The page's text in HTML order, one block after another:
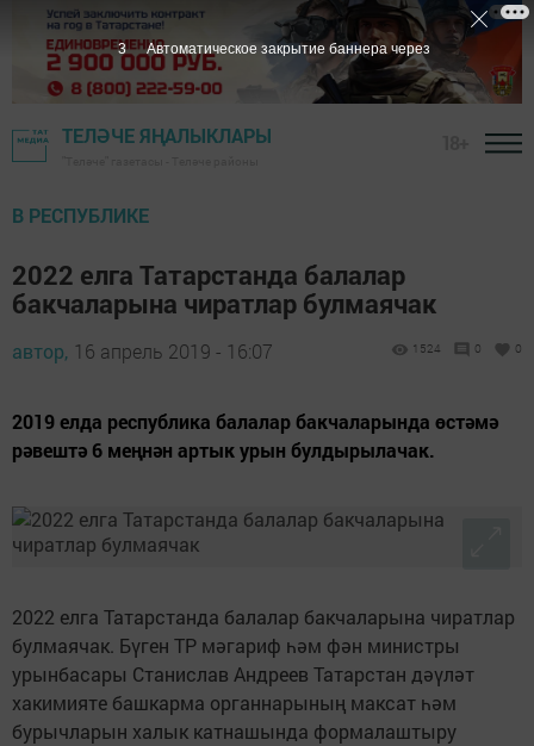
ТЕЛӘЧЕ ЯҢАЛЫКЛАРЫ
В РЕСПУБЛИКЕ
2022 елга Татарстанда балалар
бакчаларына чиратлар булмаячак
автор, 16 апрель 2019 - 16:07 1524 0 0
2019 елда республика балалар бакчаларында өстәмә
рәвештә 6 меңнән артык урын булдырылачак.
2022 елга Татарстанда балалар бакчаларына чиратлар
булмаячак. Бүген ТР мәгариф һәм фән министры
урынбасары Станислав Андреев Татарстан дәүләт
хакимияте башкарма органнарының максат һәм
бурычларын халык катнашында формалаштыру
2 Автоматическое закрытие баннера через